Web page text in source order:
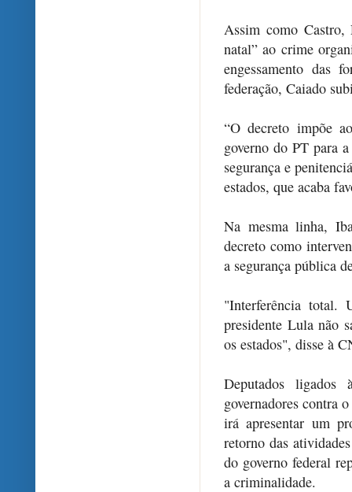
Assim como Castro,
natal” ao crime
engessamento das
federação, Caiado
“O decreto impõe
governo do PT para
segurança e
estados, que acaba
Na mesma linha,
decreto como
a segurança pública
"Interferência total.
presidente Lula não
os estados", disse à
Deputados
governadores contra
irá apresentar um
retorno das
do governo federal
a criminalidade.